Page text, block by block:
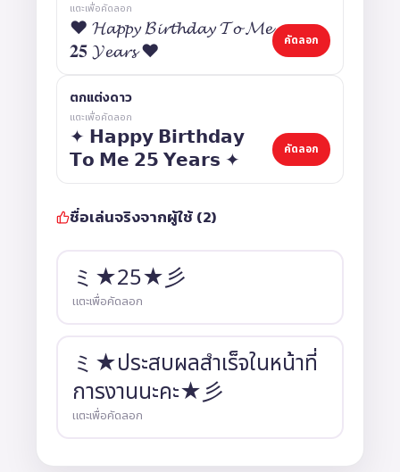
แตะเพื่อคัดลอก
❤ 𝓗𝓪𝓹𝓹𝔂 𝓑𝓲𝓻𝓽𝓱𝓭𝓪𝔂 𝓣𝓸 𝓜𝓮
𝟐𝟓 𝓨𝓮𝓪𝓻𝓼 ❤
คัดลอก
ตกแต่งดาว
แตะเพื่อคัดลอก
✦ 𝗛𝗮𝗽𝗽𝘆 𝗕𝗶𝗿𝘁𝗵𝗱𝗮𝘆
𝗧𝗼 𝗠𝗲 𝟮𝟱 𝗬𝗲𝗮𝗿𝘀 ✦
คัดลอก
ชื่อเล่นจริงจากผู้ใช้ (2)
ミ★25★彡
แตะเพื่อคัดลอก
ミ★ประสบผลสำเร็จในหน้าที่
การงานนะคะ★彡
แตะเพื่อคัดลอก